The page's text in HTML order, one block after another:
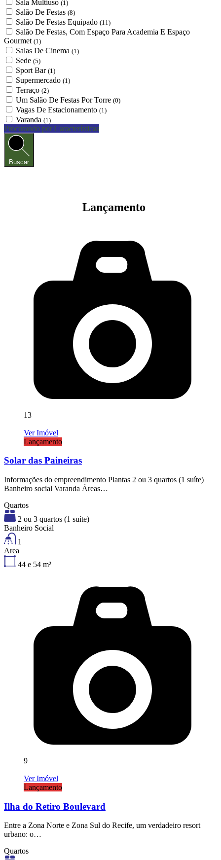
Sala Multiuso (1)
Salão De Festas (8)
Salão De Festas Equipado (11)
Salão De Festas, Com Espaço Para Academia E Espaço
Gourmet (1)
Salas De Cinema (1)
Sede (5)
Sport Bar (1)
Supermercado (1)
Terraço (2)
Um Salão De Festas Por Torre (0)
Vagas De Estacionamento (1)
Varanda (1)
Procurando por Características
Buscar
Lançamento
13
Ver Imóvel
Lançamento
Solar das Paineiras
Informações do empreendimento Plantas 2 ou 3 quartos (1 suíte)
Banheiro social Varanda Áreas…
Quartos
2 ou 3 quartos (1 suíte)
Banheiro Social
1
Area
44 e 54 m²
9
Ver Imóvel
Lançamento
Ilha do Retiro Boulevard
Entre a Zona Norte e Zona Sul do Recife, um verdadeiro resort
urbano: o…
Quartos